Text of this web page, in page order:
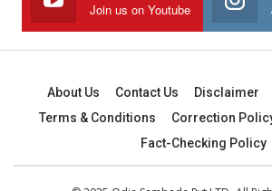
Join us on Youtube
About Us Contact Us Disclaimer
Terms & Conditions
Correction
Fact-Checking Policy